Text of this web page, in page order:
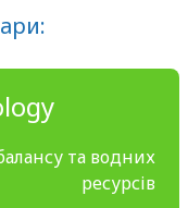
та водних
ресурсів